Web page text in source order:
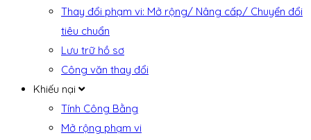
Thay đổi phạm vi: Mở rộng/ Nâng cấp/ Chuyển đổi
tiêu chuẩn
Lưu trữ hồ sơ
Công văn thay đổi
Khiếu nại
Tính Công Bằng
Mở rộng phạm vi